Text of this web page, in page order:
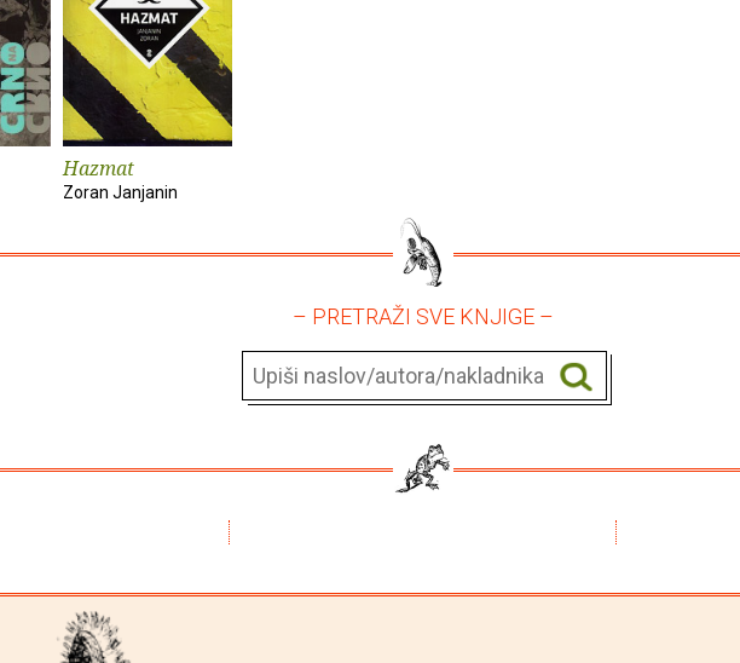
Hazmat
Zoran Janjanin
– PRETRAŽI SVE KNJIGE –